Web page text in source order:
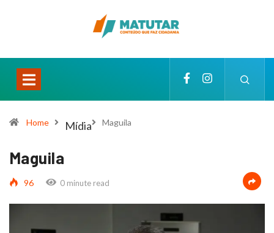
Home Mídia Maguila
Maguila
96 0 minute read